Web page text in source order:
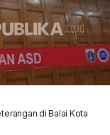
di Balai Kota